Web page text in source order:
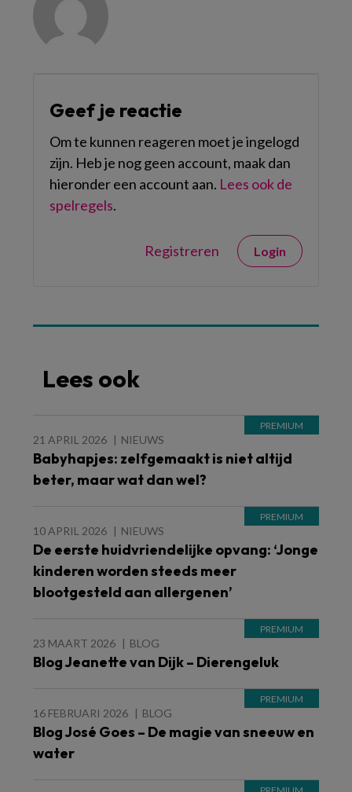
Geef je reactie
Om te kunnen reageren moet je ingelogd
zijn. Heb je nog geen account, maak dan
hieronder een account aan. Lees ook de
spelregels.
Registreren Login
Lees ook
21 APRIL 2026 NIEUWS
Babyhapjes: zelfgemaakt is niet altijd
beter, maar wat dan wel?
10 APRIL 2026 NIEUWS
De eerste huidvriendelijke opvang: ‘Jonge
kinderen worden steeds meer
blootgesteld aan allergenen’
23 MAART 2026 BLOG
Blog Jeanette van Dijk – Dierengeluk
16 FEBRUARI 2026 BLOG
Blog José Goes – De magie van sneeuw en
water